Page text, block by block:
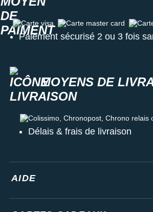
Carte visa Carte master card Carte
Paiement sécurisé 2 ou 3 fois
MOYENS DE
Colissimo, Chronopost, Chrono relais
Délais & frais de livraison
AIDE